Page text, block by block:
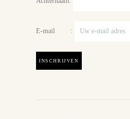
E-mail :